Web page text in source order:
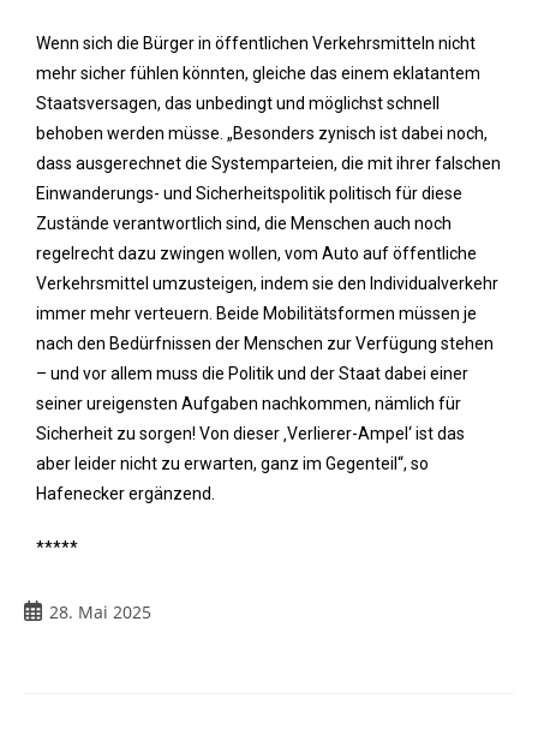
Wenn sich die Bürger in öffentlichen Verkehrsmitteln nicht
mehr sicher fühlen könnten, gleiche das einem eklatantem
Staatsversagen, das unbedingt und möglichst schnell
behoben werden müsse. „Besonders zynisch ist dabei noch,
dass ausgerechnet die Systemparteien, die mit ihrer falschen
Einwanderungs- und Sicherheitspolitik politisch für diese
Zustände verantwortlich sind, die Menschen auch noch
regelrecht dazu zwingen wollen, vom Auto auf öffentliche
Verkehrsmittel umzusteigen, indem sie den Individualverkehr
immer mehr verteuern. Beide Mobilitätsformen müssen je
nach den Bedürfnissen der Menschen zur Verfügung stehen
– und vor allem muss die Politik und der Staat dabei einer
seiner ureigensten Aufgaben nachkommen, nämlich für
Sicherheit zu sorgen! Von dieser ‚Verlierer-Ampel‘ ist das
aber leider nicht zu erwarten, ganz im Gegenteil“, so
Hafenecker ergänzend.
*****
28. Mai 2025